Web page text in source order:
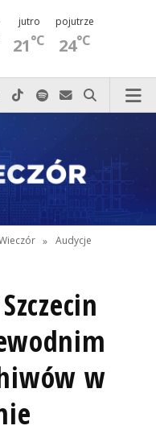
jutro
21°C
pojutrze
24°C
do nas zadzwoń
nas na Facebook-u
nas na X
Odwiedź nas na Instagram-ie
Odwiedź nas na TikTok-u
Szukaj nas na Spotify
Wyślij do nas
Szukaj
» Audycje
w